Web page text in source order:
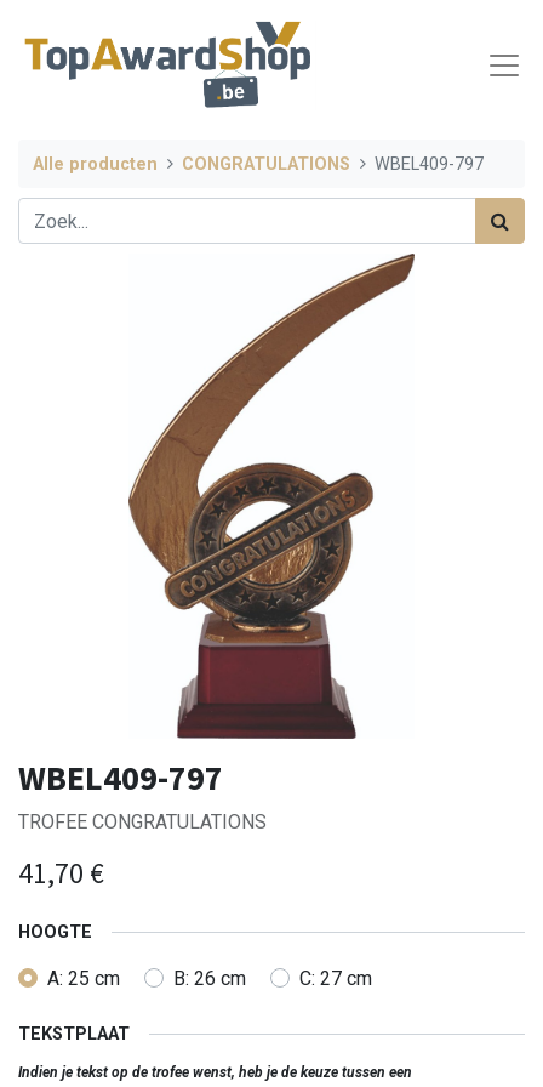
Alle producten CONGRATULATIONS WBEL409-797
WBEL409-797
TROFEE CONGRATULATIONS
41,70 €
HOOGTE
A: 25 cm B: 26 cm C: 27 cm
TEKSTPLAAT
Indien je tekst op de trofee wenst, heb je de keuze tussen een